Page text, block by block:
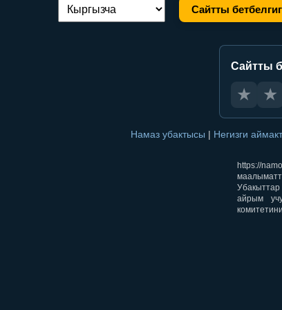
Тилди алмаштыруу: Сайтты
Сайтты
★ ★
Намаз убактысы | Негизги
https://
айрым